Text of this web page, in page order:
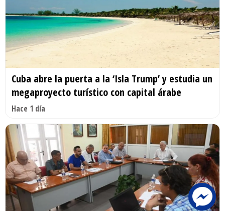
Cuba abre la puerta a la ‘Isla Trump’ y estudia un
megaproyecto turístico con capital árabe
Hace 1 día